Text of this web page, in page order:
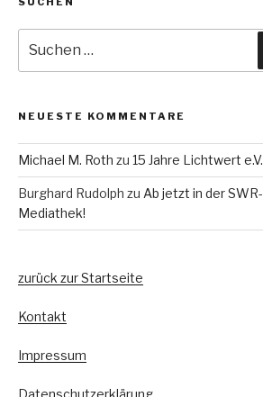
nach:
NEUESTE KOMMENTARE
Michael M. Roth zu 15 Jahre Lichtwert e.V.
Burghard Rudolph zu Ab jetzt in der SWR-
Mediathek!
zurück zur Startseite
Kontakt
Impressum